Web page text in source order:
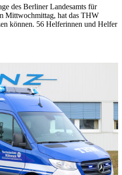
des Berliner Landesamts für
Mittwochmittag, hat das THW
können. 56 Helferinnen und Helfer